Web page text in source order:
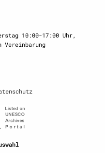
10:00-17:00 Uhr,
Vereinbarung